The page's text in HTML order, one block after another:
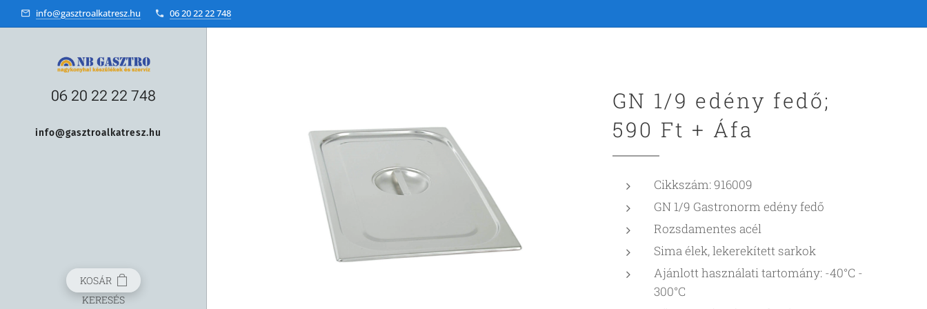
info@gasztroalkatresz.hu 06 20 22 22 748
06 20 22 22 748
info@gasztroalkatresz.hu
KOSÁR
KERESÉS
GN 1/9 edény fedő;
590 Ft + Áfa
Cikkszám: 916009
GN 1/9 Gastronorm edény fedő
Rozsdamentes acél
Sima élek, lekerekített sarkok
Ajánlott használati tartomány: -40°C -
300°C